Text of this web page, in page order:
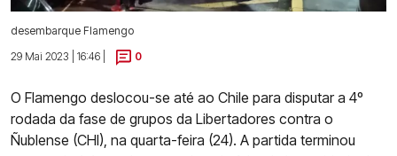
desembarque Flamengo
29 Mai 2023 | 16:46 |
0
O Flamengo deslocou-se até ao Chile para disputar a 4º
rodada da fase de grupos da Libertadores contra o
Ñublense (CHI), na quarta-feira (24). A partida terminou